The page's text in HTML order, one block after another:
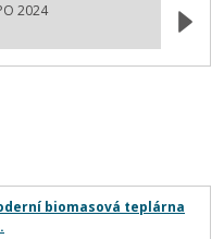
2024
biomasová teplárna